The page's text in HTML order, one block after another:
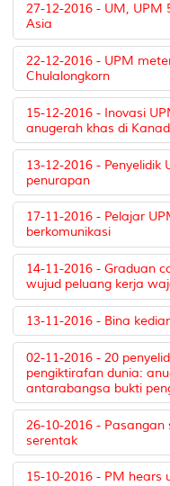
27-12-2016 - UM, UPM
Asia
22-12-2016 - UPM
Chulalongkorn
15-12-2016 - Inovasi
anugerah khas di
13-12-2016 - Penyelidik
penurapan
17-11-2016 - Pelajar
berkomunikasi
14-11-2016 - Graduan
wujud peluang kerja
13-11-2016 - Bina
02-11-2016 - 20
pengiktirafan dunia:
antarabangsa bukti
26-10-2016 -
serentak
15-10-2016 - PM hears